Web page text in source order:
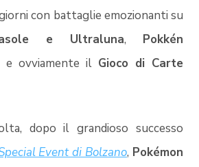
con battaglie emozionanti su
e Ultraluna, Pokkén
e ovviamente il Gioco di Carte
dopo il grandioso successo
Event di Bolzano, Pokémon